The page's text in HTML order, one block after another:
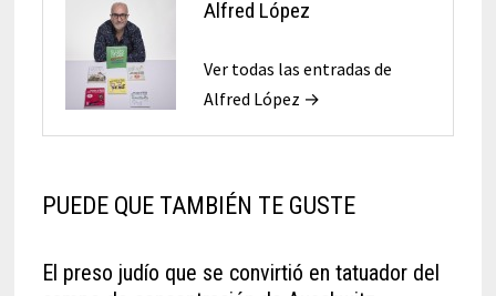
Alfred López
Ver todas las entradas de
Alfred López →
PUEDE QUE TAMBIÉN TE GUSTE
El preso judío que se convirtió en tatuador del